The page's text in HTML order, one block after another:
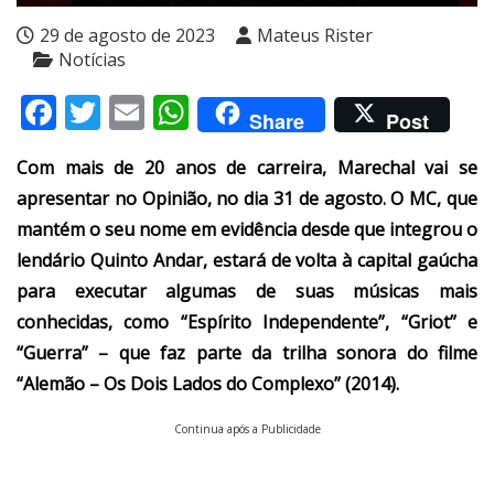
29 de agosto de 2023
Mateus Rister
Notícias
Facebook
Twitter
EmailWhatsApp
Share Post
Com mais de 20 anos de carreira, Marechal vai se
apresentar no Opinião, no dia 31 de agosto. O MC, que
mantém o seu nome em evidência desde que integrou o
lendário Quinto Andar, estará de volta à capital gaúcha
para executar algumas de suas músicas mais
conhecidas, como “Espírito Independente”, “Griot” e
“Guerra” – que faz parte da trilha sonora do filme
“Alemão – Os Dois Lados do Complexo” (2014).
Continua após a Publicidade